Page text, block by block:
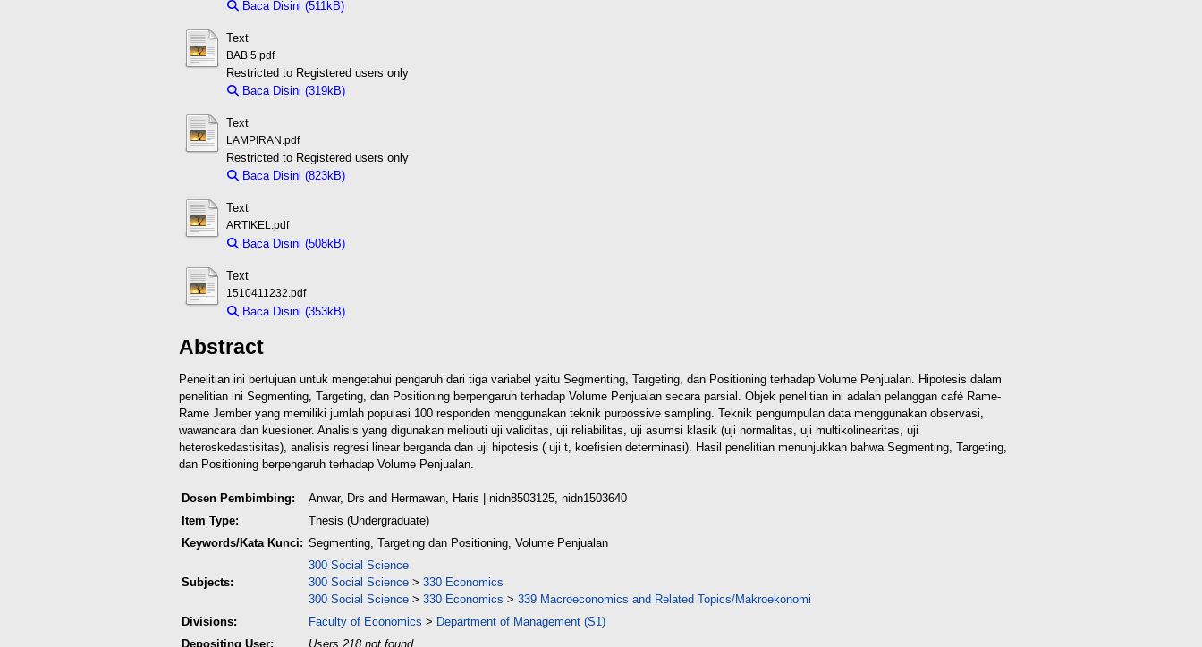
Baca Disini (511kB)
Text
BAB 5.pdf
Restricted to Registered users only
Baca Disini (319kB)
Text
LAMPIRAN.pdf
Restricted to Registered users only
Baca Disini (823kB)
Text
ARTIKEL.pdf
Baca Disini (508kB)
Text
1510411232.pdf
Baca Disini (353kB)
Abstract
Penelitian ini bertujuan untuk mengetahui pengaruh dari tiga variabel yaitu Segmenting, Targeting, dan Positioning terhadap Volume Penjualan. Hipotesis dalam
penelitian ini Segmenting, Targeting, dan Positioning berpengaruh terhadap Volume Penjualan secara parsial. Objek penelitian ini adalah pelanggan café Rame-
Rame Jember yang memiliki jumlah populasi 100 responden menggunakan teknik purpossive sampling. Teknik pengumpulan data menggunakan observasi,
wawancara dan kuesioner. Analisis yang digunakan meliputi uji validitas, uji reliabilitas, uji asumsi klasik (uji normalitas, uji multikolinearitas, uji
heteroskedastisitas), analisis regresi linear berganda dan uji hipotesis ( uji t, koefisien determinasi). Hasil penelitian menunjukkan bahwa Segmenting, Targeting,
dan Positioning berpengaruh terhadap Volume Penjualan.
Dosen Pembimbing: Anwar, Drs and Hermawan, Haris | nidn8503125, nidn1503640
Item Type:
Thesis (Undergraduate)
Keywords/Kata Kunci: Segmenting, Targeting dan Positioning, Volume Penjualan
Subjects:
300 Social Science
300 Social Science > 330 Economics
300 Social Science > 330 Economics > 339 Macroeconomics and Related Topics/Makroekonomi
Divisions:
Faculty of Economics > Department of Management (S1)
Depositing User:
Users 218 not found.